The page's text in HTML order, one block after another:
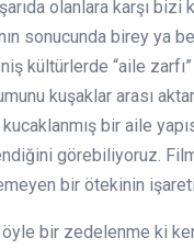
olanlara karşı
sonucunda birey ya
kültürlerde “aile
kuşaklar arası
kucaklanmış bir aile
görebiliyoruz.
bir ötekinin
bir zedelenme ki